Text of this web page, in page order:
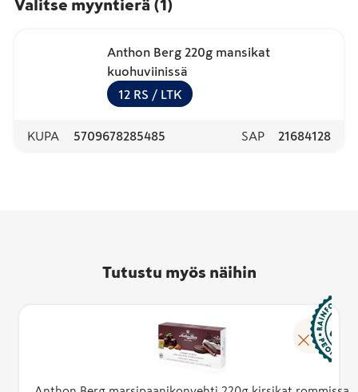
Valitse myyntierä (1 )
Anthon Berg 220g mansikat
kuohuviinissä
12 RS / LTK
KUPA 5709678285485 SAP 21684128
Tutustu myös näihin